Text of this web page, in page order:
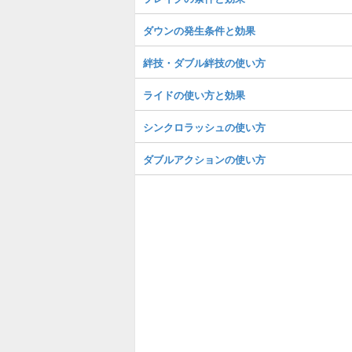
ダウンの発生条件と効果
絆技・ダブル絆技の使い方
ライドの使い方と効果
シンクロラッシュの使い方
ダブルアクションの使い方